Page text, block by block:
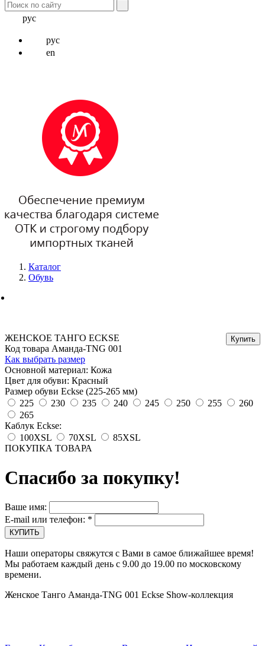
рус
рус
en
Каталог
Обувь
ЖЕНСКОЕ ТАНГО ECKSE
Код товара Аманда-TNG 001
Как выбрать размер
Основной материал: Кожа
Цвет для обуви: Красный
Размер обуви Eckse (225-265 мм)
225
230 235 240 245 250 255
260
265
Каблук Eckse:
100XSL
70XSL
85XSL
ПОКУПКА ТОВАРА
Спасибо за покупку!
Ваше имя:
E-mail или телефон: *
Наши операторы свяжутся с Вами в самое ближайшее время!
Мы работаем каждый день с 9.00 до 19.00 по московскому
времени.
Женское Танго Аманда-TNG 001 Eckse Show-коллекция